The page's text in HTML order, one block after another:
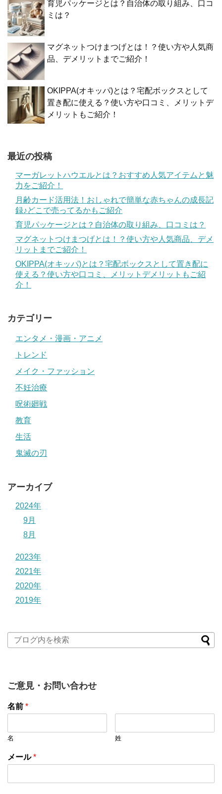
育児パッケージとは？自治体の取り組み、口コ
ミは？
マグネットつけまつげとは！？使い方や人気商
品、デメリットまでご紹介！
OKIPPA(オキッパ)とは？宅配ボックスとして
置き配に使える？使い方や口コミ、メリットデ
メリットもご紹介！
最近の投稿
マーガレットハウエルとは？おすすめ人気アイテムと魅
力をご紹介！
月齢カード活用法！おしゃれで簡単な赤ちゃんの成長記
録♪どこで売ってるかもご紹介
育児パッケージとは？自治体の取り組み、口コミは？
マグネットつけまつげとは！？使い方や人気商品、デメ
リットまでご紹介！
OKIPPA(オキッパ)とは？宅配ボックスとして置き配に
使える？使い方や口コミ、メリットデメリットもご紹
介！
カテゴリー
エンタメ・漫画・アニメ
トレンド
メイク・ファッション
不妊治療
呪術廻戦
教育
生活
鬼滅の刃
アーカイブ
2024年
9月
8月
2023年
2021年
2020年
2019年
ご意見・お問い合わせ
名前 *
名 姓
メール*